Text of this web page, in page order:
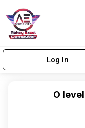
Log In
O